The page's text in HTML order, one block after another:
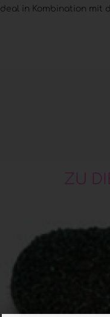
Ideal in Kombination mit
ZU